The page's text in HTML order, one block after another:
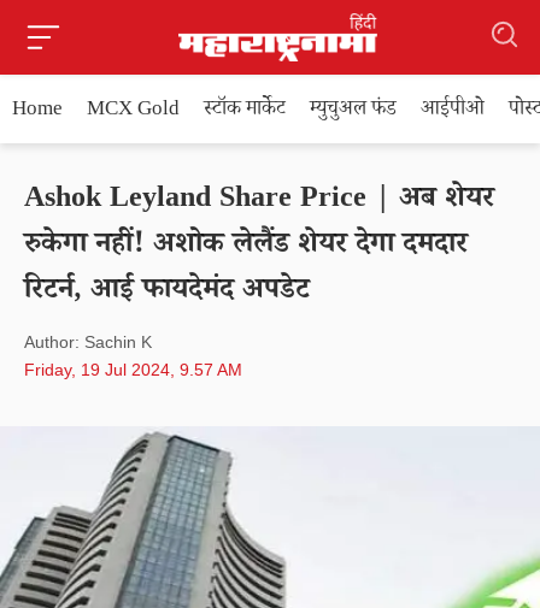
Home MCX Gold स्टॉक मार्केट म्युचुअल फंड आईपीओ
Ashok Leyland Share Price | अब शेयर
रुकेगा नहीं! अशोक लेलैंड शेयर देगा दमदार
रिटर्न, आई फायदेमंद अपडेट
Author: Sachin K
Friday, 19 Jul 2024, 9.57 AM